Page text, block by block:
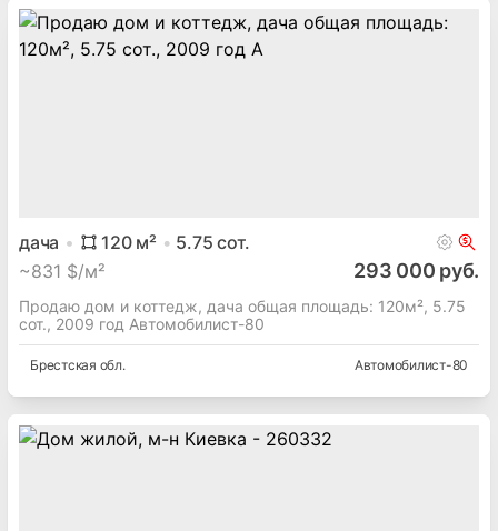
дача 120м² 5.75 сот.
~831 $/м² 293 000 руб.
Продаю дом и коттедж, дача общая площадь: 120м², 5.75
сот., 2009 год Автомобилист-80
Брестская обл. Автомобилист-80